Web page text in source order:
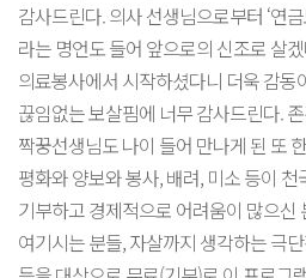
감사드린다. 의사 선생님으로부터 ‘연
라는 명언도 들어 앞으로의 신조로 살
의료봉사에서 시작하셨다니 더욱 감동
끊임없는 보살핌에 너무 감사드린다.
짝꿍선생님도 나이 들어 만나게 된 또
평화와 양보와 봉사, 배려, 미소 등이 천
기부하고 경제적으로 어려움이 많으신
여기시는 분들, 자살까지 생각하는 극